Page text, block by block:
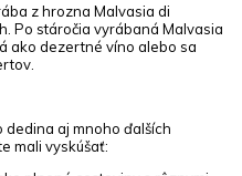
z hrozna Malvasia di
Po stáročia vyrábaná Malvasia
ako dezertné víno alebo sa
dedina aj mnoho ďalších
mali vyskúšať: